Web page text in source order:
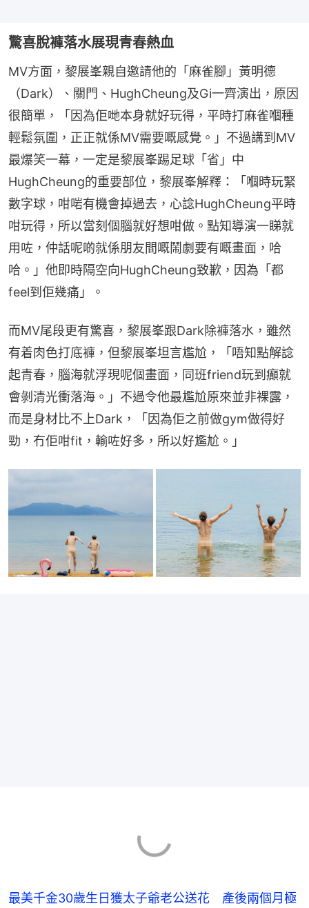
驚喜脫褲落水展現青春熱血
MV方面，黎展峯親自邀請他的「麻雀腳」黃明德
（Dark）、關門、HughCheung及Gi一齊演出，原因
很簡單，「因為佢哋本身就好玩得，平時打麻雀嗰種
輕鬆氛圍，正正就係MV需要嘅感覺。」不過講到MV
最爆笑一幕，一定是黎展峯踢足球「省」中
HughCheung的重要部位，黎展峯解釋：「嗰時玩緊
數字球，咁啱有機會掉過去，心諗HughCheung平時
咁玩得，所以當刻個腦就好想咁做。點知導演一睇就
用咗，仲話呢啲就係朋友間嘅鬧劇要有嘅畫面，哈
哈。」他即時隔空向HughCheung致歉，因為「都
feel到佢幾痛」。
而MV尾段更有驚喜，黎展峯跟Dark除褲落水，雖然
有着肉色打底褲，但黎展峯坦言尷尬，「唔知點解諗
起青春，腦海就浮現呢個畫面，同班friend玩到癲就
會剝清光衝落海。」不過令他最尷尬原來並非裸露，
而是身材比不上Dark，「因為佢之前做gym做得好
勁，冇佢咁fit，輸咗好多，所以好尷尬。」
最美千金30歲生日獲太子爺老公送花 產後兩個月極